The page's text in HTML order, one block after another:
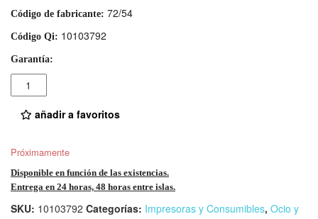
Código de fabricante: 72/54
Código Qi: 10103792
Garantía:
Cantidad
añadir a favoritos
Próximamente
Disponible en función de las existencias.
Entrega en 24 horas, 48 horas entre islas.
SKU: 10103792 Categorías: Impresoras y Consumibles, Ocio y